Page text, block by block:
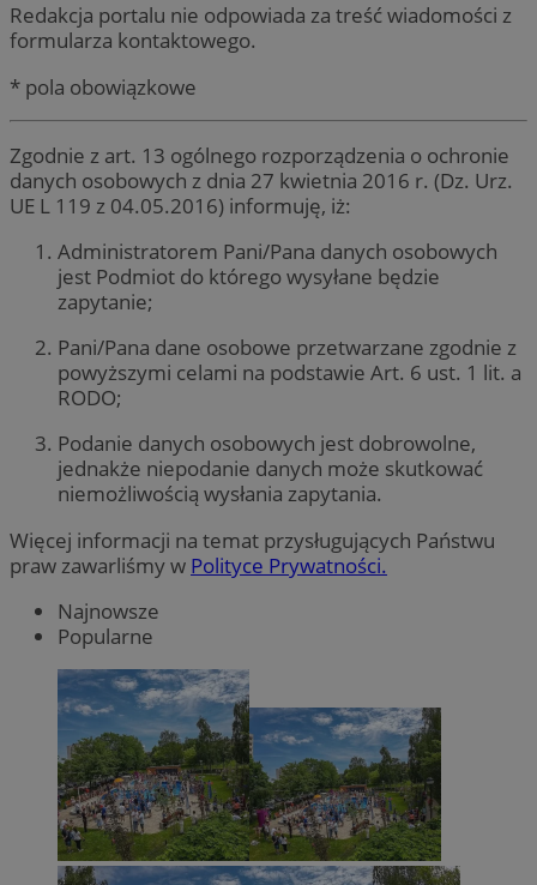
Redakcja portalu nie odpowiada za treść wiadomości z
formularza kontaktowego.
* pola obowiązkowe
Zgodnie z art. 13 ogólnego rozporządzenia o ochronie
danych osobowych z dnia 27 kwietnia 2016 r. (Dz. Urz.
UE L 119 z 04.05.2016) informuję, iż:
Administratorem Pani/Pana danych osobowych
jest Podmiot do którego wysyłane będzie
zapytanie;
Pani/Pana dane osobowe przetwarzane zgodnie z
powyższymi celami na podstawie Art. 6 ust. 1 lit. a
RODO;
Podanie danych osobowych jest dobrowolne,
jednakże niepodanie danych może skutkować
niemożliwością wysłania zapytania.
Więcej informacji na temat przysługujących Państwu
praw zawarliśmy w Polityce Prywatności.
Najnowsze
Popularne